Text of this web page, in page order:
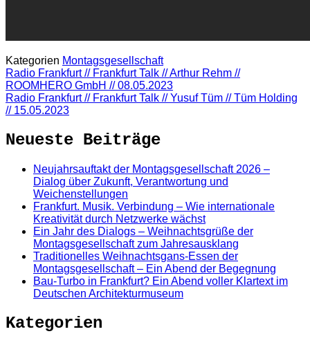
Kategorien Montagsgesellschaft
Radio Frankfurt // Frankfurt Talk // Arthur Rehm //
ROOMHERO GmbH // 08.05.2023
Radio Frankfurt // Frankfurt Talk // Yusuf Tüm // Tüm Holding
// 15.05.2023
Neueste Beiträge
Neujahrsauftakt der Montagsgesellschaft 2026 –
Dialog über Zukunft, Verantwortung und
Weichenstellungen
Frankfurt. Musik. Verbindung – Wie internationale
Kreativität durch Netzwerke wächst
Ein Jahr des Dialogs – Weihnachtsgrüße der
Montagsgesellschaft zum Jahresausklang
Traditionelles Weihnachtsgans-Essen der
Montagsgesellschaft – Ein Abend der Begegnung
Bau-Turbo in Frankfurt? Ein Abend voller Klartext im
Deutschen Architekturmuseum
Kategorien